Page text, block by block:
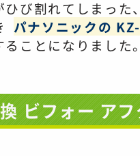
ひび割れてしまった
パナソニックの
ことになりました。
ビフォー ア